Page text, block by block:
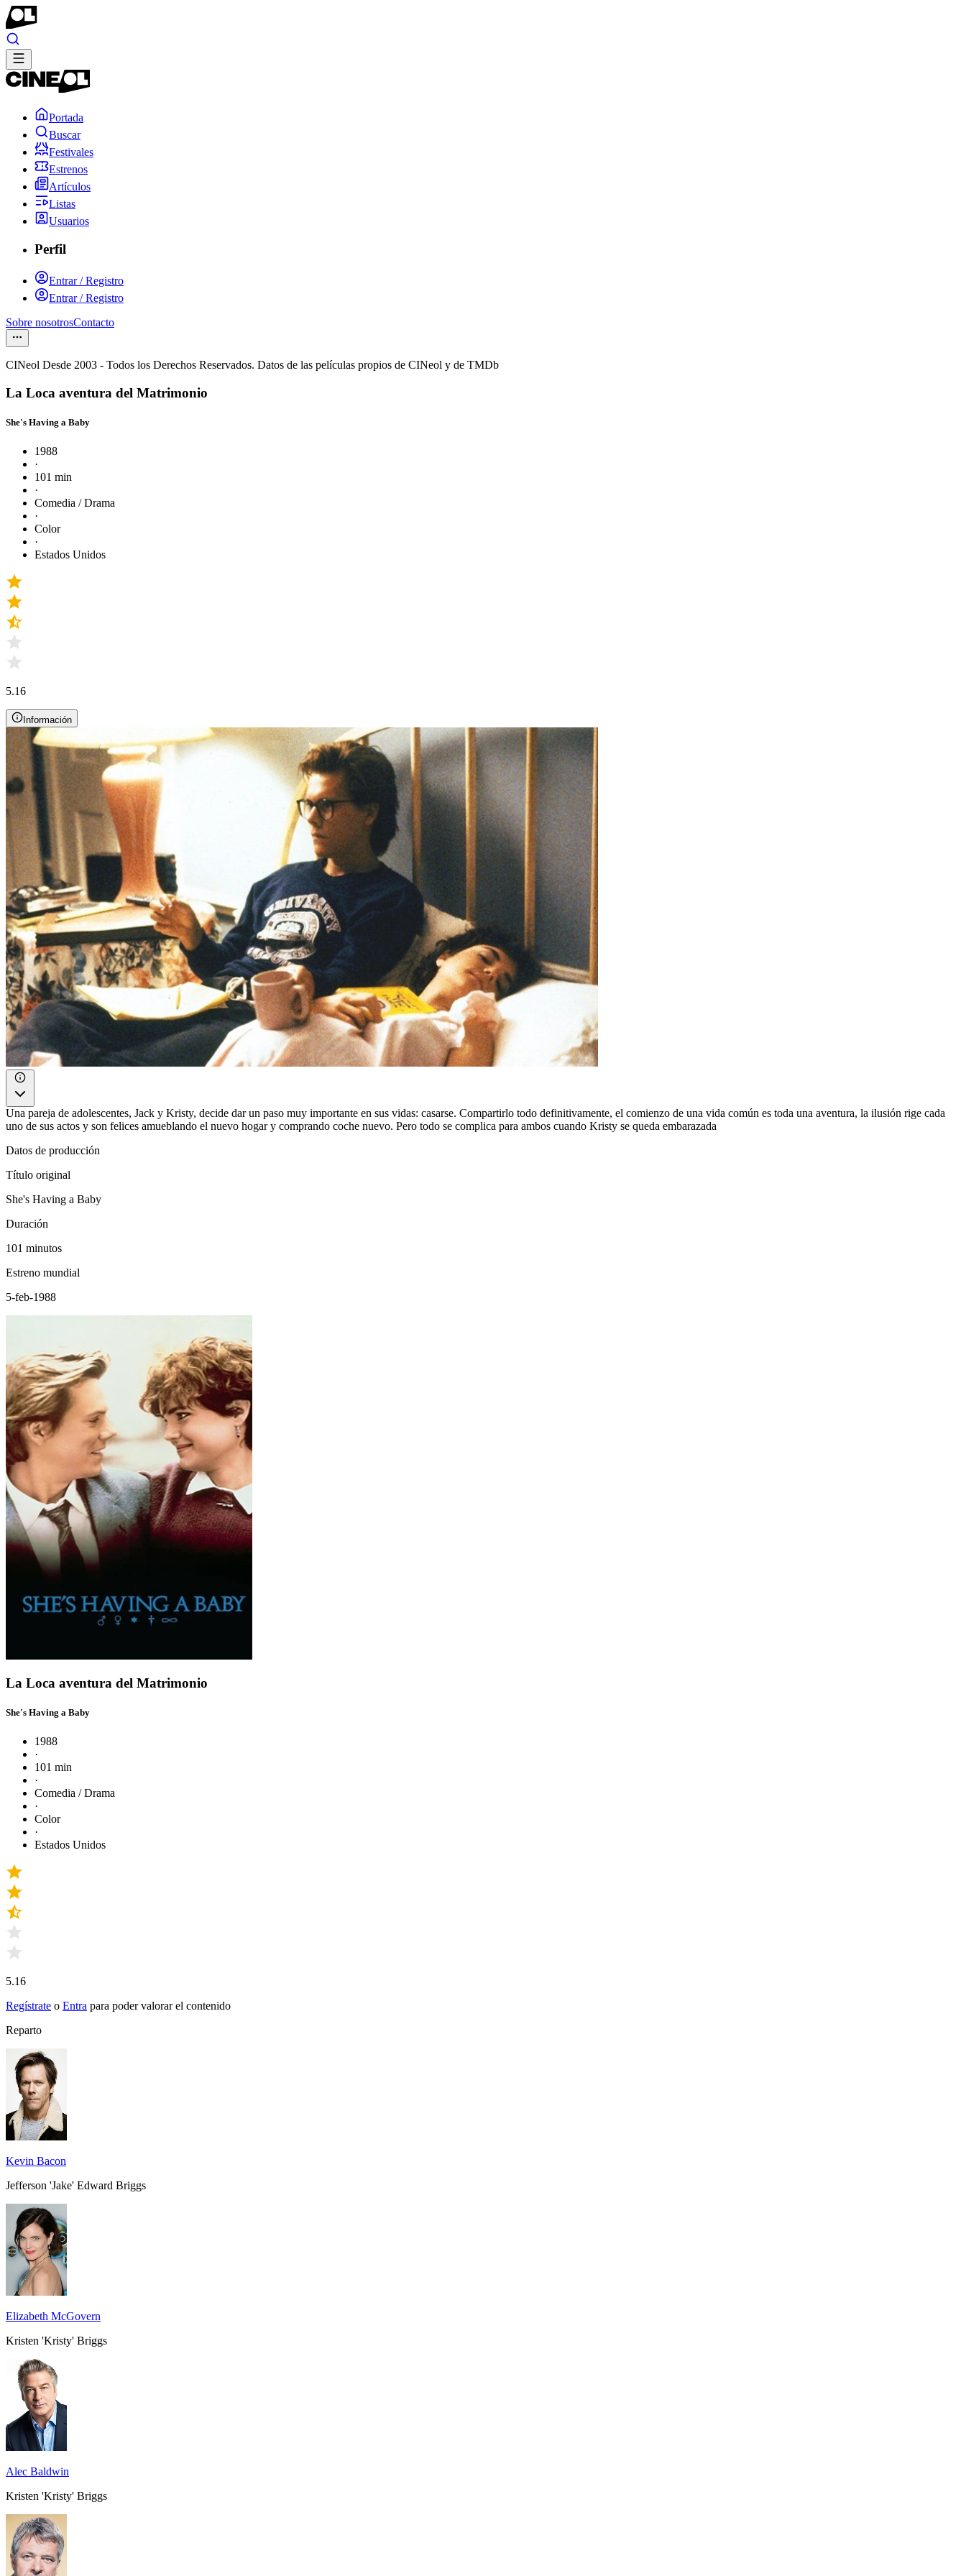
Portada
Buscar
Festivales
Estrenos
Artículos
Listas
Usuarios
Perfil
Entrar / Registro
Entrar / Registro
Sobre nosotrosContacto
CINeol Desde 2003 - Todos los Derechos Reservados. Datos de las películas propios de CINeol y de TMDb
La Loca aventura del Matrimonio
She's Having a Baby
1988
·
101 min
·
Comedia / Drama
·
Color
·
Estados Unidos
5.16
Información
Una pareja de adolescentes, Jack y Kristy, decide dar un paso muy importante en sus vidas: casarse. Compartirlo todo definitivamente, el comienzo de una vida común es toda una aventura, la ilusión rige cada
uno de sus actos y son felices amueblando el nuevo hogar y comprando coche nuevo. Pero todo se complica para ambos cuando Kristy se queda embarazada
Datos de producción
Título original
She's Having a Baby
Duración
101 minutos
Estreno mundial
5-feb-1988
La Loca aventura del Matrimonio
She's Having a Baby
1988
·
101 min
·
Comedia / Drama
·
Color
·
Estados Unidos
5.16
Regístrate o Entra para poder valorar el contenido
Reparto
Kevin Bacon
Jefferson 'Jake' Edward Briggs
Elizabeth McGovern
Kristen 'Kristy' Briggs
Alec Baldwin
Kristen 'Kristy' Briggs